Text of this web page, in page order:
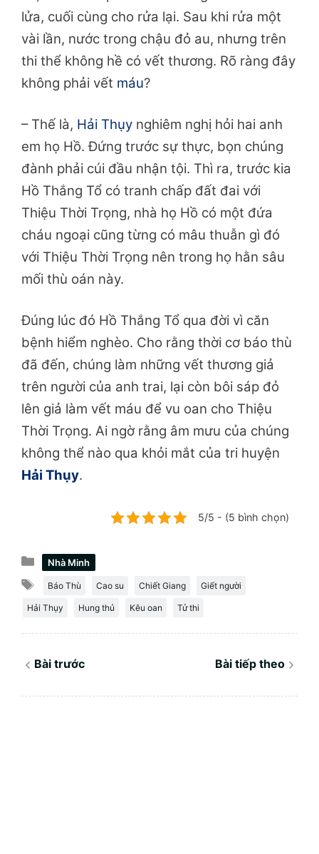
lửa, cuối cùng cho rửa lại. Sau khi rửa một
vài lần, nước trong chậu đỏ au, nhưng trên
thi thể không hề có vết thương. Rõ ràng đây
không phải vết máu?
– Thế là, Hải Thụy nghiêm nghị hỏi hai anh
em họ Hồ. Đứng trước sự thực, bọn chúng
đành phải cúi đầu nhận tội. Thì ra, trước kia
Hồ Thắng Tổ có tranh chấp đất đai với
Thiệu Thời Trọng, nhà họ Hồ có một đứa
cháu ngoại cũng từng có mâu thuẫn gì đó
với Thiệu Thời Trọng nên trong họ hằn sâu
mối thù oán này.
Đúng lúc đó Hồ Thắng Tổ qua đời vì căn
bệnh hiểm nghèo. Cho rằng thời cơ báo thù
đã đến, chúng làm những vết thương giả
trên người của anh trai, lại còn bôi sáp đỏ
lên giả làm vết máu để vu oan cho Thiệu
Thời Trọng. Ai ngờ rằng âm mưu của chúng
không thể nào qua khỏi mắt của tri huyện
Hải Thụy.
5/5 - (5 bình chọn)
Danh
mục
Nhà Minh
Thẻ
Báo Thù Cao su Chiết Giang Giết người
Hải Thụy Hung thủ Kêu oan Tử thi